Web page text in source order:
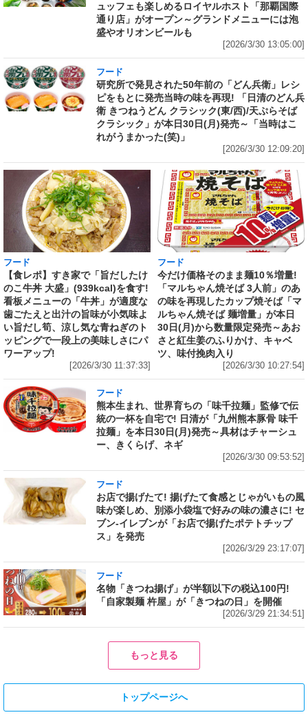
ュッフェも楽しめるロイヤルホスト「那覇国際
通り店」がオープン～グランドメニューには泡
盛やオリオンビールも
[2026/3/30 13:05:00]
フード
研究所で発見された50年前の「どん兵衛」レシ
ピをもとに発売当時の味を再現! 「日清のどん兵
衛 きつねうどん クラシック(東/西)/天ぷらそば
クラシック」が本日30日(月)発売～「当時はこ
れがうまかった(笑)」
[2026/3/30 12:09:20]
フード
【食レポ】すき家で「旨だしたけ
のこ牛丼 大盛」(939kcal)を食す!
看板メニューの「牛丼」が適度な
歯ごたえと出汁の旨味が小気味よ
い旨だし筍、涼し気な青ねぎのト
ッピングで一段上の美味しさにパ
ワーアップ!
[2026/3/30 11:37:33]
フード
今だけ価格そのまま麺10％増量!
「マルちゃん焼そば 3人前」のあ
の味を再現したカップ焼そば「マ
ルちゃん焼そば 麺増量」が本日
30日(月)から数量限定発売～あお
さと紅生姜のふりかけ、キャベ
ツ、味付挽肉入り
[2026/3/30 10:27:54]
フード
熊本生まれ、世界育ちの「味千拉麺」監修で伝
統の一杯を自宅で! 日清が「九州熊本豚骨 味千
拉麺」を本日30日(月)発売～具材はチャーシュ
ー、きくらげ、ネギ
[2026/3/30 09:53:52]
フード
お店で揚げたて! 揚げたて食感とじゃがいもの風
味が楽しめ、別添小袋塩で好みの味の濃さに! セ
ブン‐イレブンが「お店で揚げたポテトチップ
ス」を発売
[2026/3/29 23:17:07]
フード
名物「きつね揚げ」が半額以下の税込100円!
「自家製麺 杵屋」が「きつねの日」を開催
[2026/3/29 21:34:51]
もっと見る
トップページへ